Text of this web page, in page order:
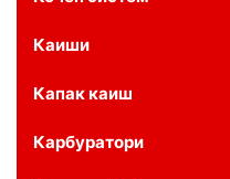
Каиши
Капак каиш
Карбуратори